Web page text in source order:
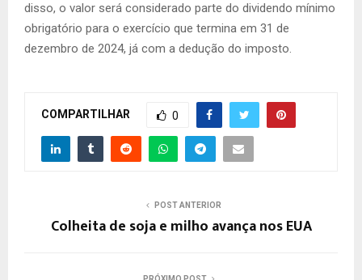
disso, o valor será considerado parte do dividendo mínimo
obrigatório para o exercício que termina em 31 de
dezembro de 2024, já com a dedução do imposto.
COMPARTILHAR 0
POST ANTERIOR
Colheita de soja e milho avança nos EUA